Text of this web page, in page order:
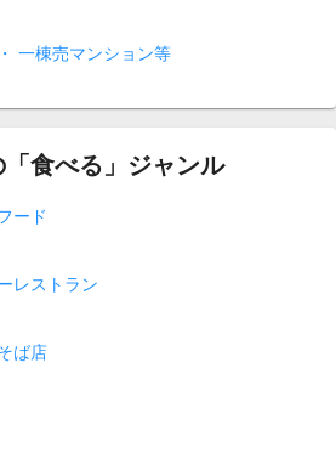
一棟売マンション等
食べる」ジャンル
ード
レストラン
ば店